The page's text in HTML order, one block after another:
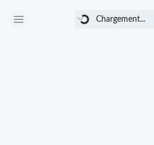
Chargement...